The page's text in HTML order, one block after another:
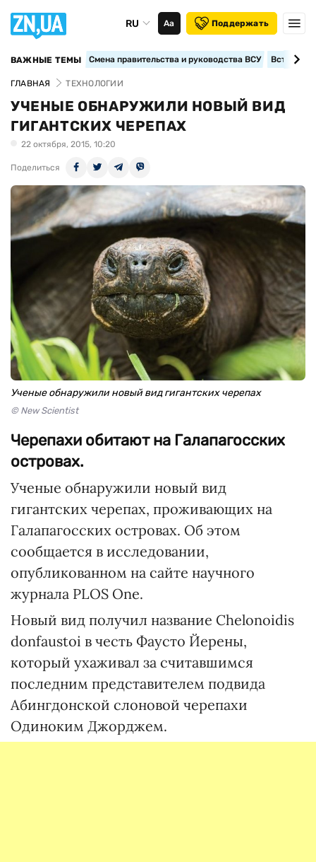
RU Аа Поддержать
ВАЖНЫЕ ТЕМЫ Смена правительства и руководства ВСУ
ГЛАВНАЯ ТЕХНОЛОГИИ
УЧЕНЫЕ ОБНАРУЖИЛИ НОВЫЙ ВИД
ГИГАНТСКИХ ЧЕРЕПАХ
22 октября, 2015, 10:20
Поделиться
Ученые обнаружили новый вид гигантских черепах
© New Scientist
Черепахи обитают на Галапагосских
островах.
Ученые обнаружили новый вид
гигантских черепах, проживающих на
Галапагосских островах. Об этом
сообщается в исследовании,
опубликованном на сайте научного
журнала PLOS One.
Новый вид получил название Chelonoidis
donfaustoi в честь Фаусто Йерены,
который ухаживал за считавшимся
последним представителем подвида
Абингдонской слоновой черепахи
Одиноким Джорджем.